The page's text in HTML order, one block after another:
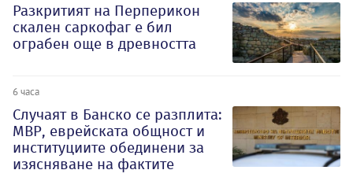
Разкритият на Перперикон
скален саркофаг е бил
ограбен още в древността
6 часа
Случаят в Банско се разплита:
МВР, еврейската общност и
институциите обединени за
изясняване на фактите